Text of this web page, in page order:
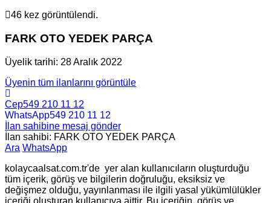
46 kez görüntülendi.
FARK OTO YEDEK PARÇA
Üyelik tarihi: 28 Aralık 2022
Üyenin tüm ilanlarını görüntüle
Cep549 210 11 12
WhatsApp549 210 11 12
İlan sahibine mesaj gönder
İlan sahibi: FARK OTO YEDEK PARÇA
Ara WhatsApp
kolaycaalsat.com.tr'de yer alan kullanıcıların oluşturduğu
tüm içerik, görüş ve bilgilerin doğruluğu, eksiksiz ve
değişmez olduğu, yayınlanması ile ilgili yasal yükümlülükler
içeriği oluşturan kullanıcıya aittir. Bu içeriğin, görüş ve